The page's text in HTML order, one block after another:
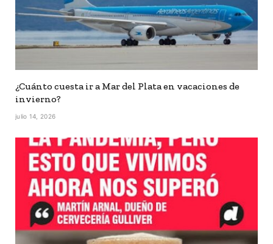
¿Cuánto cuesta ir a Mar del Plata en vacaciones de
invierno?
julio 14, 2026